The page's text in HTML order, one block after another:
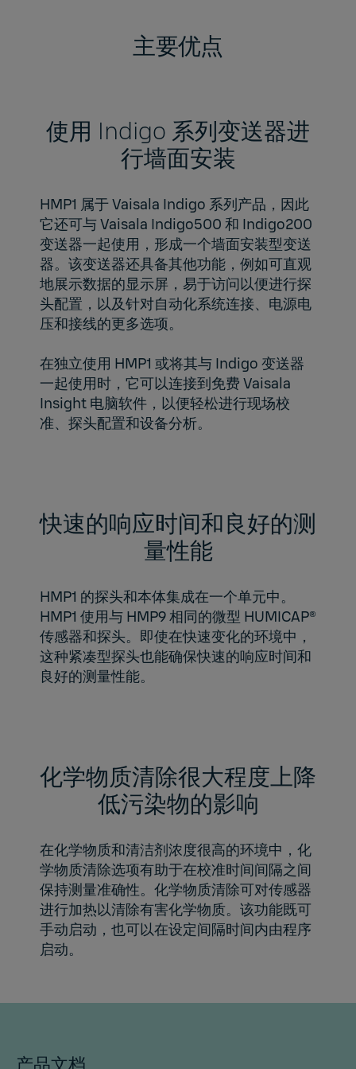
主要优点
使用 Indigo 系列变送器进
行墙面安装
HMP1 属于 Vaisala Indigo 系列产品，因此
它还可与 Vaisala Indigo500 和 Indigo200
变送器一起使用，形成一个墙面安装型变送
器。该变送器还具备其他功能，例如可直观
地展示数据的显示屏，易于访问以便进行探
头配置，以及针对自动化系统连接、电源电
压和接线的更多选项。
在独立使用 HMP1 或将其与 Indigo 变送器
一起使用时，它可以连接到免费 Vaisala
Insight 电脑软件，以便轻松进行现场校
准、探头配置和设备分析。
快速的响应时间和良好的测
量性能
HMP1 的探头和本体集成在一个单元中。
HMP1 使用与 HMP9 相同的微型 HUMICAP®
传感器和探头。即使在快速变化的环境中，
这种紧凑型探头也能确保快速的响应时间和
良好的测量性能。
化学物质清除很大程度上降
低污染物的影响
在化学物质和清洁剂浓度很高的环境中，化
学物质清除选项有助于在校准时间间隔之间
保持测量准确性。化学物质清除可对传感器
进行加热以清除有害化学物质。该功能既可
手动启动，也可以在设定间隔时间内由程序
启动。